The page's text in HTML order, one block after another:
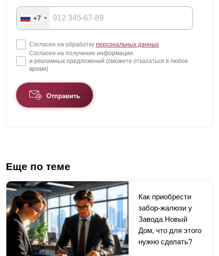
+7
Согласен на обработку персональных данных
Согласен на получение информации
и рекламных предложений (сможете отказаться в любое
время)
Отправить
Еще по теме
Как приобрести
забор-жалюзи у
Завода Новый
Дом, что для этого
нужно сделать?